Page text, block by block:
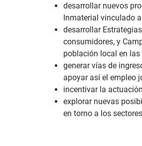
desarrollar nuevos
Inmaterial vinculado
desarrollar
consumidores, y
población local en
generar vías de
apoyar así el empleo
incentivar la
explorar nuevas
en torno a los